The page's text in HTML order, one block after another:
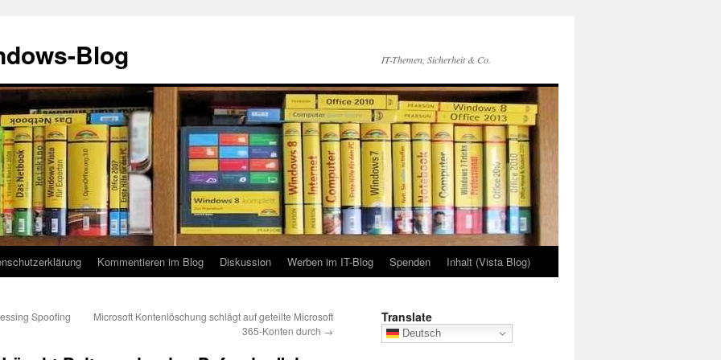
Blog IT-Themen, Sicherheit & Co.
Kommentieren im Blog Diskussion Werben im IT-Blog Spenden Inhalt (Vista Blog)
Spoofing
Microsoft Kontenlöschung schlägt auf geteilte Microsoft
365-Konten durch →
Translate
Deutsch